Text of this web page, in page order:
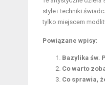
style i techniki
tylko miejscem
Powiązane wpisy:
Bazylika św.
Co warto
Co sprawia,